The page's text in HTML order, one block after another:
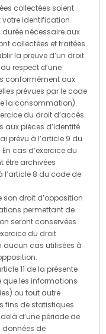
collectées soient
votre identification
nécessaire aux
collectées et traitées.
la preuve d’un droit
respect d’une
conformément aux
prévues par le code
la consommation).
du droit d’accès
aux pièces d’identité
prévu à l’article 9 du
cas d’exercice du
être archivées
l’article 8 du code de
son droit d’opposition
permettant de
seront conservées
du droit
aucun cas utilisées à
11 de la présente
que les informations
ou tout autre
fins de statistiques
d’une période de
données de